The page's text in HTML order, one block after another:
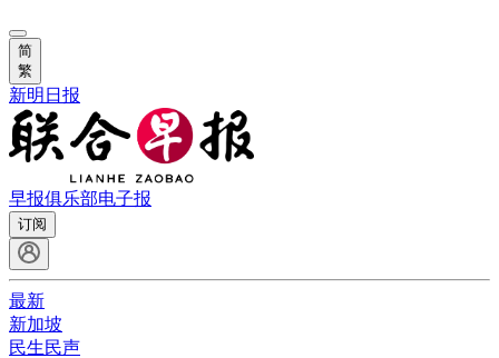
简
繁
新明日报
早报俱乐部电子报
订阅
最新
新加坡
民生民声